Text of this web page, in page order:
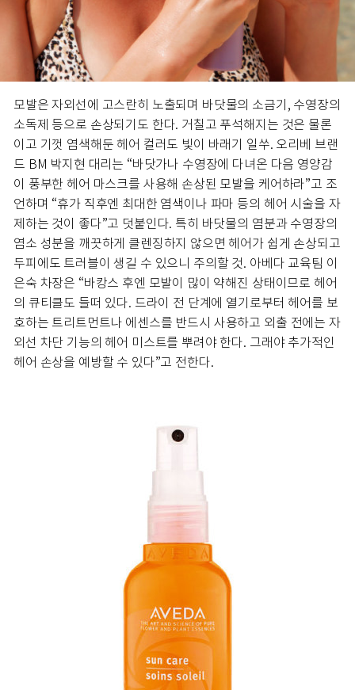
모발은 자외선에 고스란히 노출되며 바닷물의 소금기, 수영장의
소독제 등으로 손상되기도 한다. 거칠고 푸석해지는 것은 물론
이고 기껏 염색해둔 헤어 컬러도 빛이 바래기 일쑤. 오리베 브랜
드 BM 박지현 대리는 “바닷가나 수영장에 다녀온 다음 영양감
이 풍부한 헤어 마스크를 사용해 손상된 모발을 케어하라”고 조
언하며 “휴가 직후엔 최대한 염색이나 파마 등의 헤어 시술을 자
제하는 것이 좋다”고 덧붙인다. 특히 바닷물의 염분과 수영장의
염소 성분을 깨끗하게 클렌징하지 않으면 헤어가 쉽게 손상되고
두피에도 트러블이 생길 수 있으니 주의할 것. 아베다 교육팀 이
은숙 차장은 “바캉스 후엔 모발이 많이 약해진 상태이므로 헤어
의 큐티클도 들떠 있다. 드라이 전 단계에 열기로부터 헤어를 보
호하는 트리트먼트나 에센스를 반드시 사용하고 외출 전에는 자
외선 차단 기능의 헤어 미스트를 뿌려야 한다. 그래야 추가적인
헤어 손상을 예방할 수 있다”고 전한다.